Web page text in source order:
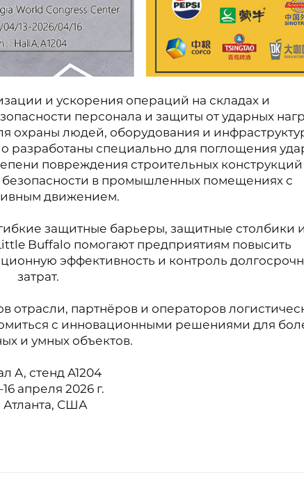
и ускорения операций на складах и
персонала и защиты от ударных
охраны людей, оборудования и
специально для поглощения
повреждения строительных конструкций
в промышленных помещениях с
движением.
защитные барьеры, защитные столбики и
Buffalo помогают предприятиям повысить
эффективность и контроль
затрат.
партнёров и операторов
с инновационными решениями для
и умных объектов.
A, стенд A1204
апреля 2026 г.
Атланта, США